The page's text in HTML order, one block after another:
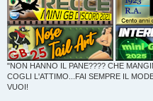
"NON HANNO IL PANE???? CHE
COGLI L'ATTIMO...FAI SEMPRE IL
VUOI!